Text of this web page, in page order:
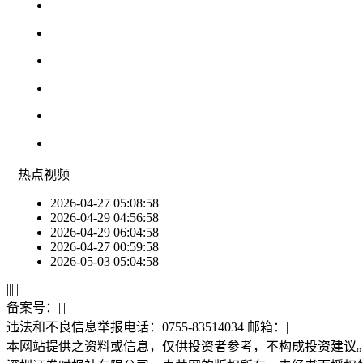
热点视频
2026-04-27 05:08:58
2026-04-29 04:56:58
2026-04-29 06:04:58
2026-04-27 00:59:58
2026-05-03 05:04:58
|||||
备案号： |||
违法和不良信息举报电话：0755-83514034 邮箱： |
本网站提供之资料或信息，仅供投资者参考，不构成投资建议